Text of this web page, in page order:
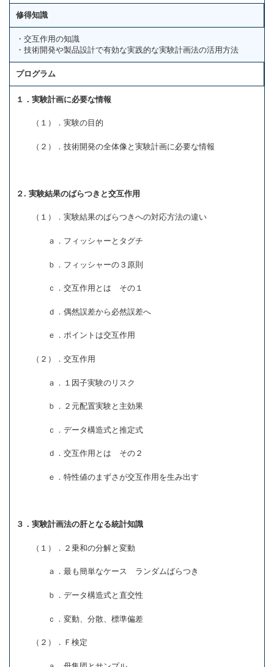
修得知識
・交互作用の知識
・技術開発や製品設計で有効な実践的な実験計画法の活用方法
プログラム
１．実験計画に必要な情報
（１）．実験の目的
（２）．技術開発の全体像と実験計画に必要な情報
２. 実験結果のばらつきと交互作用
（１）．実験結果のばらつきへの対応方法の違い
ａ．フィッシャーとタグチ
ｂ．フィッシャーの３原則
ｃ．交互作用とは その１
ｄ．偶然誤差から必然誤差へ
ｅ．ポイントは交互作用
（２）．交互作用
ａ．１因子実験のリスク
ｂ．２元配置実験と主効果
ｃ．データ構造式と推定式
ｄ．交互作用とは その２
ｅ．特性値のまずさが交互作用を生み出す
３．実験計画法の肝となる統計知識
（１）．２乗和の分解と変動
ａ．最も簡単なケース ランダムばらつき
ｂ．データ構造式と直交性
ｃ．変動、分散、標準偏差
（２）．Ｆ検定